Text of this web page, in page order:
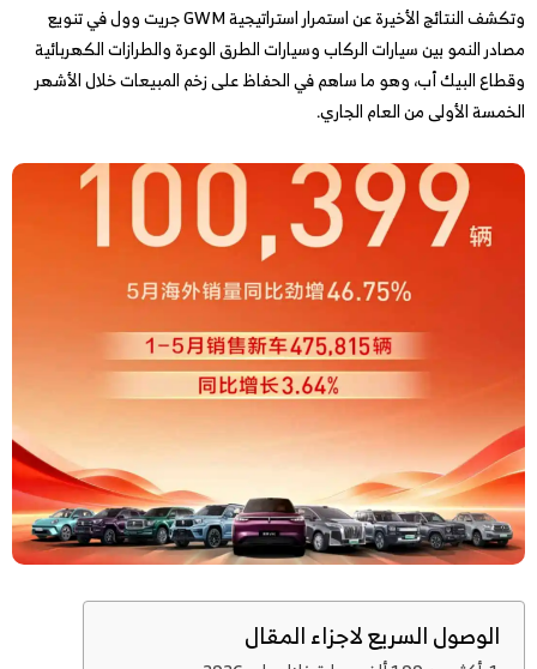
وتكشف النتائج الأخيرة عن استمرار استراتيجية GWM جريت وول في تنويع
مصادر النمو بين سيارات الركاب وسيارات الطرق الوعرة والطرازات الكهربائية
وقطاع البيك أب، وهو ما ساهم في الحفاظ على زخم المبيعات خلال الأشهر
الخمسة الأولى من العام الجاري.
الوصول السريع لاجزاء المقال